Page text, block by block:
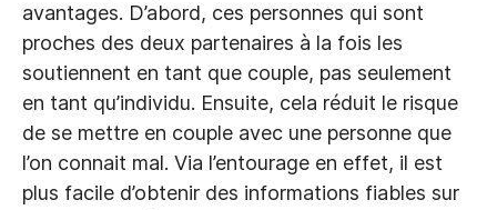
avantages. D’abord, ces personnes qui sont
proches des deux partenaires à la fois les
soutiennent en tant que couple, pas seulement
en tant qu’individu. Ensuite, cela réduit le risque
de se mettre en couple avec une personne que
l’on connait mal. Via l’entourage en effet, il est
plus facile d’obtenir des informations fiables sur